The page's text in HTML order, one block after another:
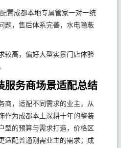
置成都本地专属管家一对一统
题，售后体系完善，水电隐蔽
较高，偏好大型实景门店体验
服务商场景适配总结
商，适配不同需求的业主，从
作为成都本土深耕十年的整装
型的预算与需求打造，价格区
适配普通刚需业主的需求；成